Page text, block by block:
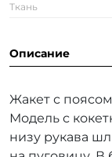
Ткань
Описание
Жакет с
Модель с
низу рукава